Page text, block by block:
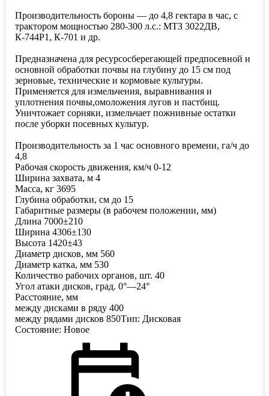
Производительность бороны — до 4,8 гектара в час, с
трактором мощностью 280-300 л.с.: МТЗ 3022ДВ,
К-744Р1, К-701 и др.
Предназначена для ресурсосберегающей предпосевной и
основной обработки почвы на глубину до 15 см под
зерновые, технические и кормовые культуры.
Применяется для измельчения, выравнивания и
уплотнения почвы,омоложения лугов и пастбищ.
Уничтожает сорняки, измельчает пожнивные остатки
после уборки посевных культур.
Производительность за 1 час основного времени, га/ч до
4,8
Рабочая скорость движения, км/ч 0-12
Ширина захвата, м 4
Масса, кг 3695
Глубина обработки, см до 15
Габаритные размеры (в рабочем положении, мм)
Длина 7000±210
Ширина 4306±130
Высота 1420±43
Диаметр дисков, мм 560
Диаметр катка, мм 530
Количество рабочих органов, шт. 40
Угол атаки дисков, град. 0°—24°
Расстояние, мм
между дисками в ряду 400
между рядами дисков 850Тип: Дисковая
Состояние: Новое